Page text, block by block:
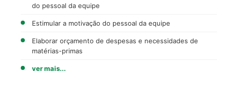
do pessoal da equipe
Estimular a motivação do pessoal da equipe
Elaborar orçamento de despesas e necessidades de
matérias-primas
ver mais...